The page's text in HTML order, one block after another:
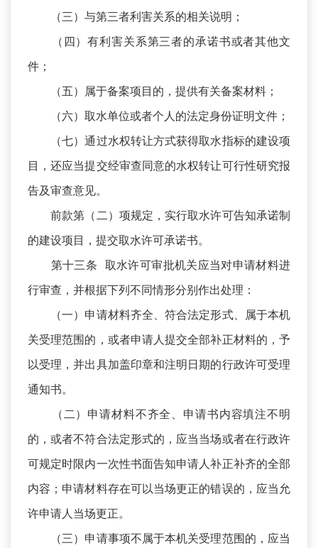
（三）与第三者利害关系的相关说明；
（四）有利害关系第三者的承诺书或者其他文
件；
（五）属于备案项目的，提供有关备案材料；
（六）取水单位或者个人的法定身份证明文件；
（七）通过水权转让方式获得取水指标的建设项
目，还应当提交经审查同意的水权转让可行性研究报
告及审查意见。
前款第（二）项规定，实行取水许可告知承诺制
的建设项目，提交取水许可承诺书。
第十三条 取水许可审批机关应当对申请材料进
行审查，并根据下列不同情形分别作出处理：
（一）申请材料齐全、符合法定形式、属于本机
关受理范围的，或者申请人提交全部补正材料的，予
以受理，并出具加盖印章和注明日期的行政许可受理
通知书。
（二）申请材料不齐全、申请书内容填注不明
的，或者不符合法定形式的，应当当场或者在行政许
可规定时限内一次性书面告知申请人补正补齐的全部
内容；申请材料存在可以当场更正的错误的，应当允
许申请人当场更正。
（三）申请事项不属于本机关受理范围的，应当